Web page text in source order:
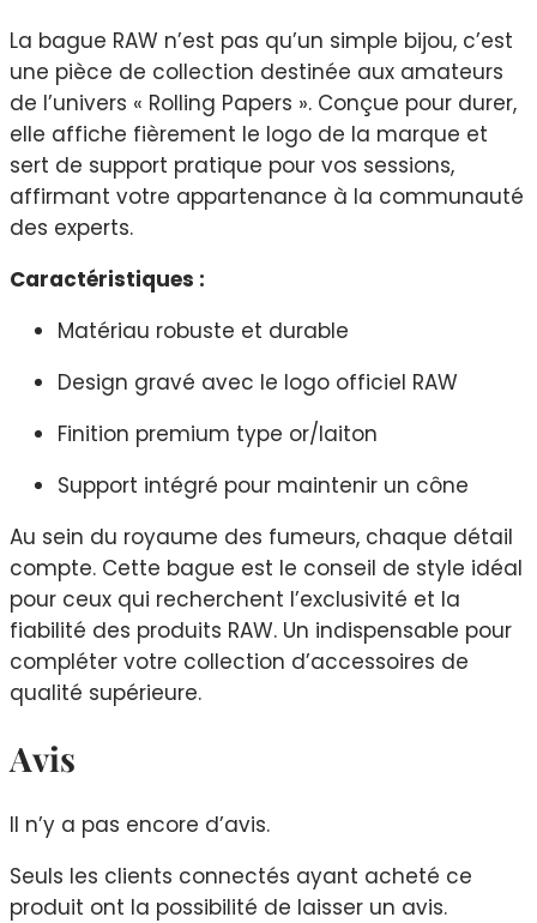
La bague RAW n’est pas qu’un simple bijou, c’est
une pièce de collection destinée aux amateurs
de l’univers « Rolling Papers ». Conçue pour durer,
elle affiche fièrement le logo de la marque et
sert de support pratique pour vos sessions,
affirmant votre appartenance à la communauté
des experts.
Caractéristiques :
Matériau robuste et durable
Design gravé avec le logo officiel RAW
Finition premium type or/laiton
Support intégré pour maintenir un cône
Au sein du royaume des fumeurs, chaque détail
compte. Cette bague est le conseil de style idéal
pour ceux qui recherchent l’exclusivité et la
fiabilité des produits RAW. Un indispensable pour
compléter votre collection d’accessoires de
qualité supérieure.
Avis
Il n’y a pas encore d’avis.
Seuls les clients connectés ayant acheté ce
produit ont la possibilité de laisser un avis.